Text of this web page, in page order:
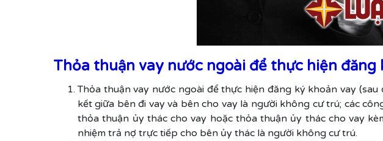
Thỏa thuận vay nước ngoài để thực hiện đăng
Thỏa thuận vay nước ngoài để thực hiện đăng ký khoản vay
kết giữa bên đi vay và bên cho vay là người không cư trú; các
thỏa thuận ủy thác cho vay hoặc thỏa thuận ủy thác cho vay
nhiệm trả nợ trực tiếp cho bên ủy thác là người không cư trú.